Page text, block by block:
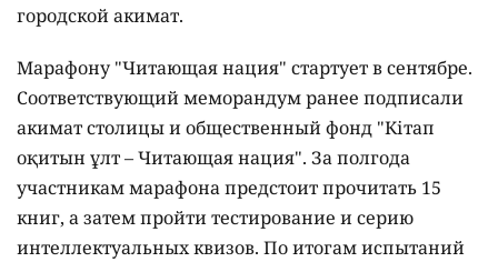
городской акимат.
Марафону "Читающая нация" стартует в сентябре.
Соответствующий меморандум ранее подписали
акимат столицы и общественный фонд "Кітап
оқитын ұлт – Читающая нация". За полгода
участникам марафона предстоит прочитать 15
книг, а затем пройти тестирование и серию
интеллектуальных квизов. По итогам испытаний